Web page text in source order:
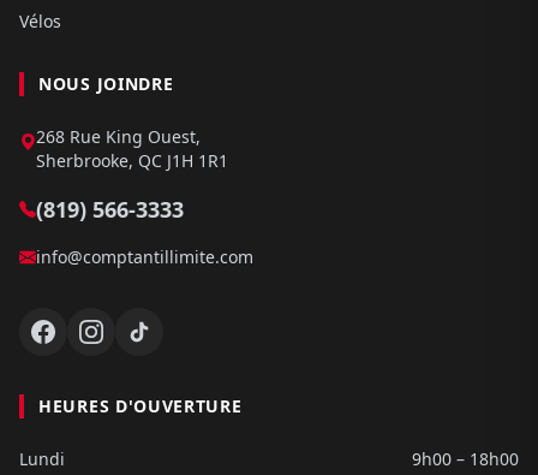
Vélos
NOUS JOINDRE
268 Rue King Ouest,
Sherbrooke, QC J1H 1R1
(819) 566-3333
info@comptantillimite.com
HEURES D'OUVERTURE
Lundi
9h00 – 18h00